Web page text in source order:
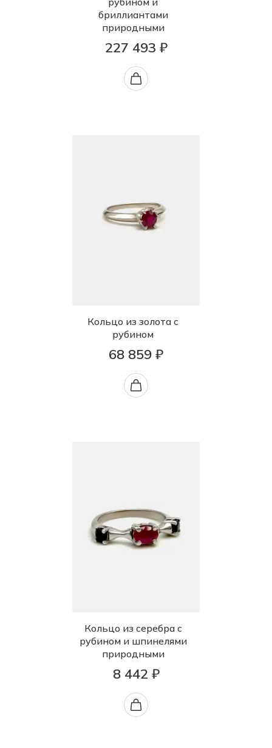
бриллиантами
природными
227 493 ₽
Кольцо из золота с
рубином
68 859 ₽
Кольцо из серебра с
рубином и шпинелями
природными
8 442 ₽